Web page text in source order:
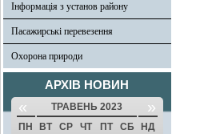
Інформація з установ району
Пасажирські перевезення
Охорона природи
АРХІВ НОВИН
« ТРАВЕНЬ 2023 »
ПН ВТ СР ЧТ ПТ СБ
НД